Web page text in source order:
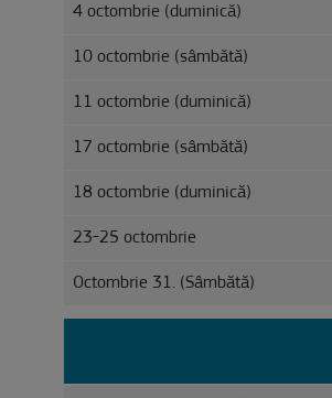
4 octombrie (duminică)
10 octombrie (sâmbătă)
11 octombrie (duminică)
17 octombrie (sâmbătă)
18 octombrie (duminică)
23-25 octombrie
Octombrie 31. (Sâmbătă)